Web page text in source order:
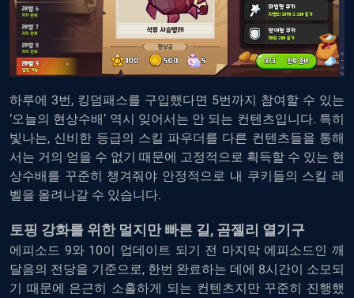
하루에 3번, 킹덤패스를 구입했다면 5번까지 참여할 수 있는
‘오늘의 현상수배’ 역시 잊어서는 안 되는 컨텐츠입니다. 특히
빛나는, 신비한 등급의 스킬 파우더를 다른 컨텐츠들을 통해
서는 거의 얻을 수 없기 때문에 고정적으로 획득할 수 있는 현
상수배를 꾸준히 챙겨줘야 안정적으로 내 쿠키들의 스킬 레
벨을 올려나갈 수 있습니다.
토핑 강화를 위한 멀지만 빠른 길, 곰젤리 열기구
에피소드 9와 10이 업데이트 되기 전 마지막 에피소드인 깨
달음의 전당을 기준으로, 한번 완료하는 데에 8시간이 소모되
기 때문에 은근히 소홀하게 되는 컨텐츠지만 꾸준히 진행했